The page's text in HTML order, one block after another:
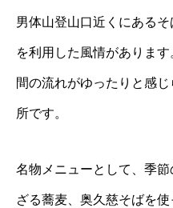
男体山登山口近くにある
を利用した風情がありま
間の流れがゆったりと感
所です。
名物メニューとして、季
ざる蕎麦、奥久慈そばを